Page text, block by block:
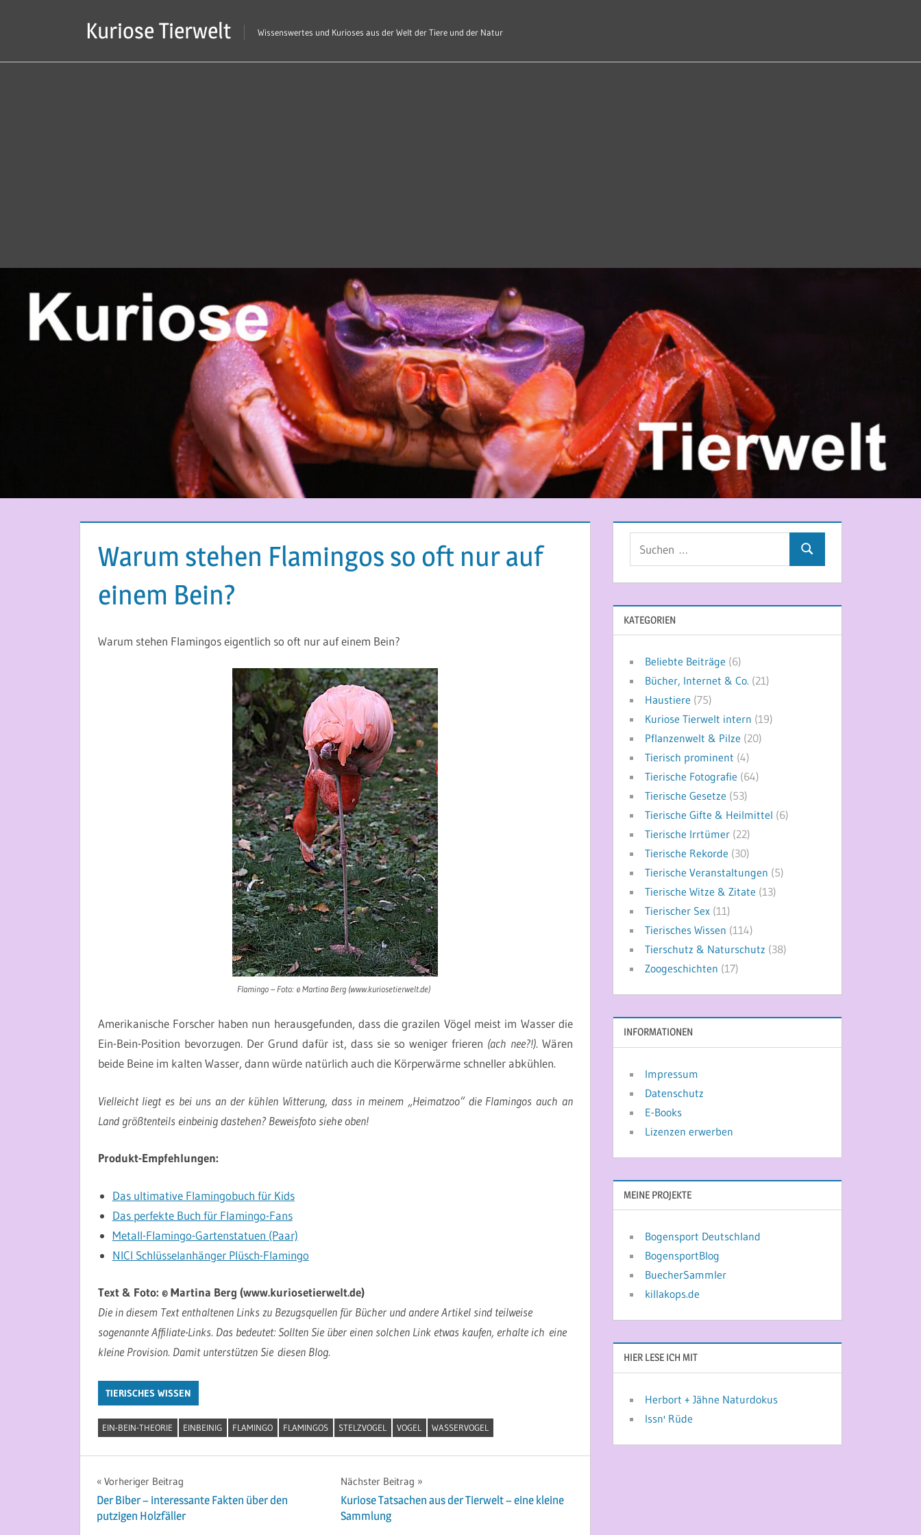
Kuriose Tierwelt Wissenswertes und Kurioses aus der Welt der Tiere und der Natur
Warum stehen Flamingos so oft nur auf
einem Bein?
Warum stehen Flamingos eigentlich so oft nur auf einem Bein?
Flamingo – Foto: © Martina Berg (www.kuriosetierwelt.de)
Amerikanische Forscher haben nun herausgefunden, dass die grazilen Vögel meist im Wasser die
Ein-Bein-Position bevorzugen. Der Grund dafür ist, dass sie so weniger frieren (ach nee?!). Wären
beide Beine im kalten Wasser, dann würde natürlich auch die Körperwärme schneller abkühlen.
Vielleicht liegt es bei uns an der kühlen Witterung, dass in meinem „Heimatzoo“ die Flamingos auch an
Land größtenteils einbeinig dastehen? Beweisfoto siehe oben!
Produkt-Empfehlungen:
Das ultimative Flamingobuch für Kids
Das perfekte Buch für Flamingo-Fans
Metall-Flamingo-Gartenstatuen (Paar)
NICI Schlüsselanhänger Plüsch-Flamingo
Text & Foto: © Martina Berg (www.kuriosetierwelt.de)
Die in diesem Text enthaltenen Links zu Bezugsquellen für Bücher und andere Artikel sind teilweise
sogenannte Affiliate-Links. Das bedeutet: Sollten Sie über einen solchen Link etwas kaufen, erhalte ich eine
kleine Provision. Damit unterstützen Sie diesen Blog.
TIERISCHES WISSEN
EIN-BEIN-THEORIE EINBEINIG FLAMINGO FLAMINGOS STELZVOGEL VOGEL WASSERVOGEL
Beitragsnavigation
Vorheriger Beitrag
Der Biber – interessante Fakten über den
putzigen Holzfäller
Nächster Beitrag
Kuriose Tatsachen aus der Tierwelt – eine kleine
Sammlung
Suchen
KATEGORIEN
Beliebte Beiträge (6)
Bücher, Internet & Co. (21)
Haustiere (75)
Kuriose Tierwelt intern (19)
Pflanzenwelt & Pilze (20)
Tierisch prominent (4)
Tierische Fotografie (64)
Tierische Gesetze (53)
Tierische Gifte & Heilmittel (6)
Tierische Irrtümer (22)
Tierische Rekorde (30)
Tierische Veranstaltungen (5)
Tierische Witze & Zitate (13)
Tierischer Sex (11)
Tierisches Wissen (114)
Tierschutz & Naturschutz (38)
Zoogeschichten (17)
INFORMATIONEN
Impressum
Datenschutz
E-Books
Lizenzen erwerben
MEINE PROJEKTE
Bogensport Deutschland
BogensportBlog
BuecherSammler
killakops.de
HIER LESE ICH MIT
Herbort + Jähne Naturdokus
Issn' Rüde